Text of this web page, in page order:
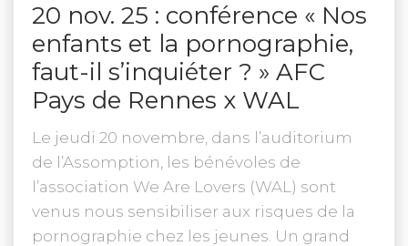
20 nov. 25 : conférence « Nos
enfants et la pornographie,
faut-il s’inquiéter ? » AFC
Pays de Rennes x WAL
Le jeudi 20 novembre, dans l’auditorium
de l’Assomption, les bénévoles de
l’association We Are Lovers (WAL) sont
venus nous sensibiliser aux risques de la
pornographie chez les jeunes. Un grand